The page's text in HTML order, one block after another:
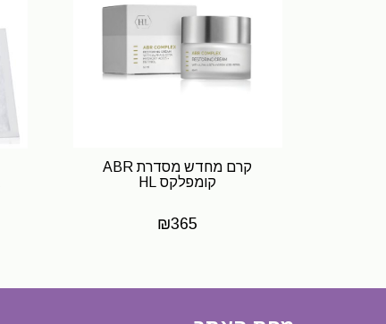
קרם מחדש מסדרת ABR
קומפלקס HL
₪365